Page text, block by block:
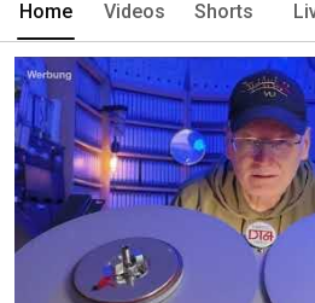
Home Videos Shorts